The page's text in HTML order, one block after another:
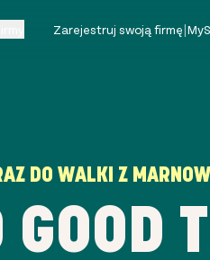
Zarejestruj swoją firmę|
DO WALKI Z
GOOD